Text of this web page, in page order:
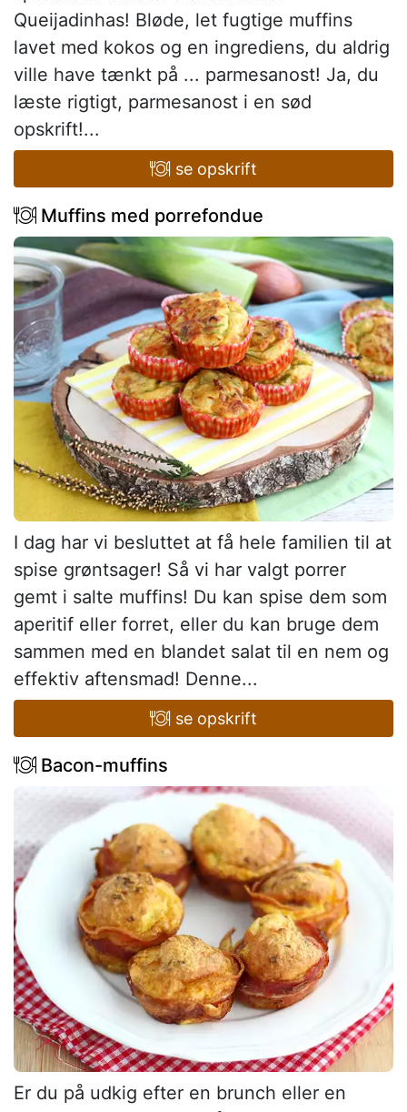
Queijadinhas! Bløde, let fugtige muffins
lavet med kokos og en ingrediens, du aldrig
ville have tænkt på ... parmesanost! Ja, du
læste rigtigt, parmesanost i en sød
opskrift!...
se opskrift
Muffins med porrefondue
I dag har vi besluttet at få hele familien til at
spise grøntsager! Så vi har valgt porrer
gemt i salte muffins! Du kan spise dem som
aperitif eller forret, eller du kan bruge dem
sammen med en blandet salat til en nem og
effektiv aftensmad! Denne...
se opskrift
Bacon-muffins
Er du på udkig efter en brunch eller en